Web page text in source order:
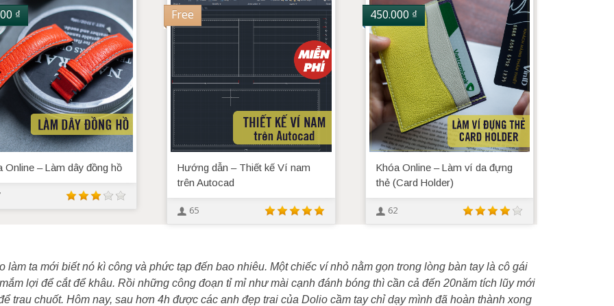
₫
Online – Làm dây đồng hồ
Free
Hướng dẫn – Thiết kế Ví nam
trên Autocad
65
450.000 ₫
Khóa Online – Làm ví da đựng
thẻ (Card Holder)
62
làm ta mới biết nó kì công và phức tạp đến bao nhiêu. Một chiếc ví nhỏ nằm gọn trong lòng bàn tay là cô gái
lợi để cắt để khâu. Rồi những công đoạn tỉ mỉ như mài cạnh đánh bóng thì cần cả đến 20năm tích lũy mới
trau chuốt. Hôm nay, sau hơn 4h được các anh đẹp trai của Dolio cầm tay chỉ dạy mình đã hoàn thành xong